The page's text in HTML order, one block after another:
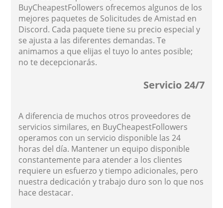
BuyCheapestFollowers ofrecemos algunos de los
mejores paquetes de Solicitudes de Amistad en
Discord. Cada paquete tiene su precio especial y
se ajusta a las diferentes demandas. Te
animamos a que elijas el tuyo lo antes posible;
no te decepcionarás.
Servicio 24/7
A diferencia de muchos otros proveedores de
servicios similares, en BuyCheapestFollowers
operamos con un servicio disponible las 24
horas del día. Mantener un equipo disponible
constantemente para atender a los clientes
requiere un esfuerzo y tiempo adicionales, pero
nuestra dedicación y trabajo duro son lo que nos
hace destacar.